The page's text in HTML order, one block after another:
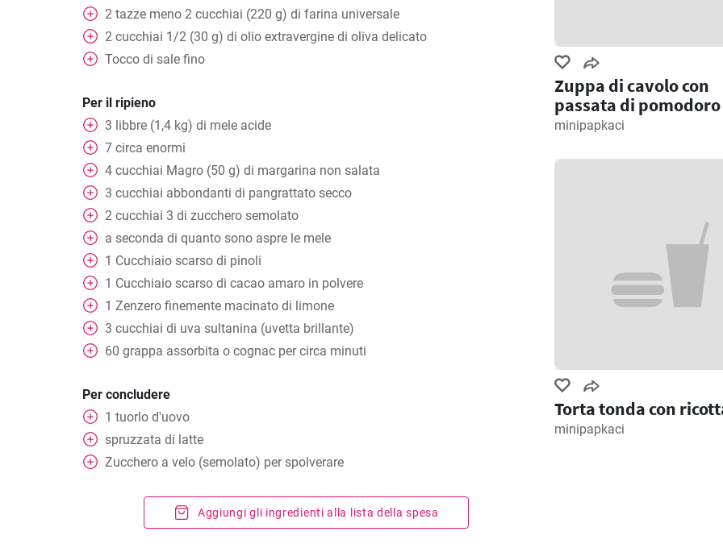
2 tazze meno 2 cucchiai (220 g) di farina universale
2 cucchiai 1/2 (30 g) di olio extravergine di oliva delicato
Tocco di sale fino
Per il ripieno
3 libbre (1,4 kg) di mele acide
7 circa enormi
4 cucchiai Magro (50 g) di margarina non salata
3 cucchiai abbondanti di pangrattato secco
2 cucchiai 3 di zucchero semolato
a seconda di quanto sono aspre le mele
1 Cucchiaio scarso di pinoli
1 Cucchiaio scarso di cacao amaro in polvere
1 Zenzero finemente macinato di limone
3 cucchiai di uva sultanina (uvetta brillante)
60 grappa assorbita o cognac per circa minuti
Per concludere
1 tuorlo d'uovo
spruzzata di latte
Zucchero a velo (semolato) per spolverare
Aggiungi gli ingredienti alla lista della spesa
Zuppa di cavolo con
passata di pomodoro
minipapkaci
Torta tonda con
minipapkaci